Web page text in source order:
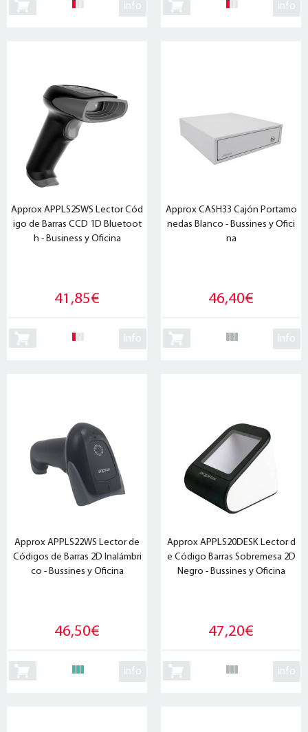
info info
Approx APPLS25WS Lector Cód
igo de Barras CCD 1D Bluetoot
h - Business y Oficina
41,85€
info
Approx CASH33 Cajón Portamo
nedas Blanco - Bussines y Ofici
na
46,40€
info
Approx APPLS22WS Lector de
Códigos de Barras 2D Inalámbri
co - Bussines y Oficina
46,50€
info
Approx APPLS20DESK Lector d
e Código Barras Sobremesa 2D
Negro - Bussines y Oficina
47,20€
info